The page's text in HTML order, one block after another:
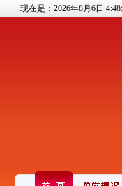
现在是：2026年8月6日